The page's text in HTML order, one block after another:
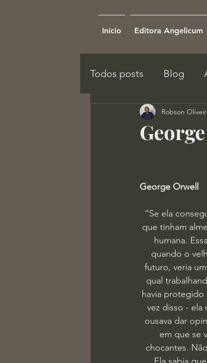
Início Editora Angelicum
Todos posts Blog
Robson
George Orwell
“Se ela
que tinham
humana.
quando o
futuro, veria
qual
havia protegido
vez disso -
ousava dar
em que se
chocantes.